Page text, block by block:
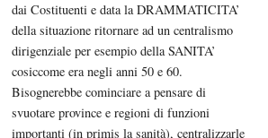
dai Costituenti e data la DRAMMATICITA’
della situazione ritornare ad un centralismo
dirigenziale per esempio della SANITA’
cosiccome era negli anni 50 e 60.
Bisognerebbe cominciare a pensare di
svuotare province e regioni di funzioni
importanti (in primis la sanità), centralizzarle